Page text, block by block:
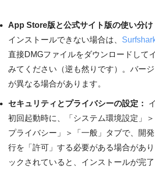
App Store版と公式サイト版の使い分け
インストールできない場合は、
直接DMGファイルをダウンロードして
みてください（逆も然りです）。バー
が異なる場合があります。
セキュリティとプライバシーの設定：
初回起動時に、「システム環境設定」
プライバシー」＞「一般」タブで、開
行を「許可」する必要がある場合があ
ックされていると、インストールが完